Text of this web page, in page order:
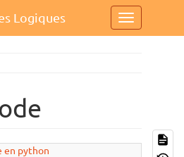
Logiques
en python